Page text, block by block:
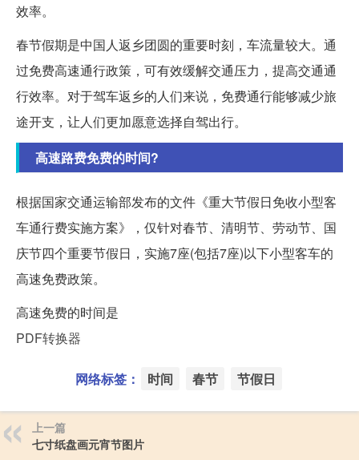
效率。
春节假期是中国人返乡团圆的重要时刻，车流量较大。通
过免费高速通行政策，可有效缓解交通压力，提高交通通
行效率。对于驾车返乡的人们来说，免费通行能够减少旅
途开支，让人们更加愿意选择自驾出行。
高速路费免费的时间?
根据国家交通运输部发布的文件《重大节假日免收小型客
车通行费实施方案》，仅针对春节、清明节、劳动节、国
庆节四个重要节假日，实施7座(包括7座)以下小型客车的
高速免费政策。
高速免费的时间是
PDF转换器
网络标签： 时间 春节 节假日
上一篇
七寸纸盘画元宵节图片